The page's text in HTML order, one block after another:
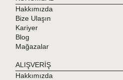
Hakkımızda
Bize Ulaşın
Kariyer
Blog
Mağazalar
ALIŞVERİŞ
Hakkımızda